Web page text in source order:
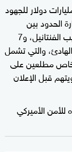
أيضا 14 مليار دولار لإسرائيل، و10 مليارات دولار للجهود
دولار لإدارة الحدود بين
الولايات المتحدة والمكسيك ومكافحة تهريب الفنتانيل، و7
والتي تشمل
وصف الاقتراح من قبل 3 أشخاص مطلعين على
قبل الإعلان
الأميركي